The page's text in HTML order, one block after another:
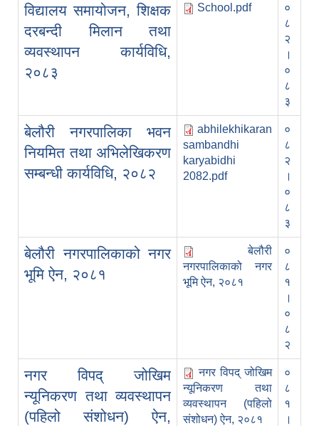
विद्यालय समायोजन, शिक्षक
दरबन्दी मिलान तथा
व्यवस्थापन कार्यविधि,
२०८३
School.pdf
०
८
२
।
०
८
३
बेलौरी नगरपालिका भवन
नियमित तथा अभिलेखिकरण
सम्बन्धी कार्यविधि, २०८२
abhilekhikaran
sambandhi
karyabidhi
2082.pdf
०
८
२
।
०
८
३
बेलौरी नगरपालिकाको नगर
भूमि ऐन, २०८१
बेलौरी
नगरपालिकाको नगर
भूमि ऐन, २०८१
०
८
१
।
०
८
२
नगर विपद् जोखिम
न्यूनिकरण तथा व्यवस्थापन
(पहिलो संशोधन) ऐन,
नगर विपद् जोखिम
न्यूनिकरण तथा
व्यवस्थापन (पहिलो
संशोधन) ऐन, २०८१
०
८
१
।